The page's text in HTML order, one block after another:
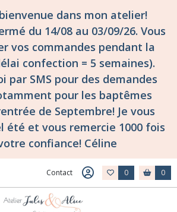
dans mon atelier!
du 14/08 au 03/09/26. Vous
vos commandes pendant la
confection = 5 semaines).
par SMS pour des demandes
pour les baptêmes
de Septembre! Je vous
été et vous remercie 1000 fois
confiance! Céline
Contact 0 0